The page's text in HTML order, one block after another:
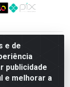
e de
publicidade
e melhorar a
Antônio do
Fatima - São
0001-